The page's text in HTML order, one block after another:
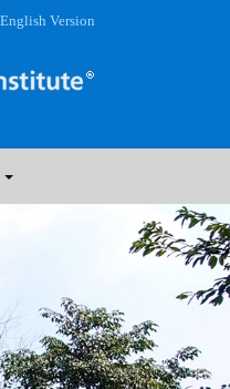
English Version